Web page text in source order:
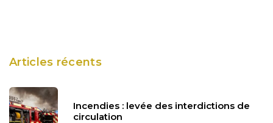
Articles récents
Incendies : levée des interdictions de
circulation